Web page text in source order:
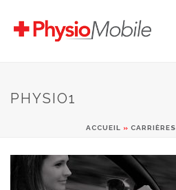
PHYSIO1
ACCUEIL » CARRIÈRES